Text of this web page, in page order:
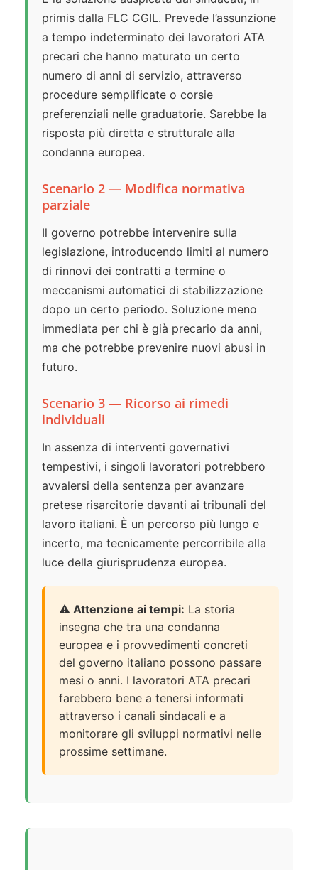
primis dalla FLC CGIL. Prevede l’assunzione
a tempo indeterminato dei lavoratori ATA
precari che hanno maturato un certo
numero di anni di servizio, attraverso
procedure semplificate o corsie
preferenziali nelle graduatorie. Sarebbe la
risposta più diretta e strutturale alla
condanna europea.
Scenario 2 — Modifica normativa
parziale
Il governo potrebbe intervenire sulla
legislazione, introducendo limiti al numero
di rinnovi dei contratti a termine o
meccanismi automatici di stabilizzazione
dopo un certo periodo. Soluzione meno
immediata per chi è già precario da anni,
ma che potrebbe prevenire nuovi abusi in
futuro.
Scenario 3 — Ricorso ai rimedi
individuali
In assenza di interventi governativi
tempestivi, i singoli lavoratori potrebbero
avvalersi della sentenza per avanzare
pretese risarcitorie davanti ai tribunali del
lavoro italiani. È un percorso più lungo e
incerto, ma tecnicamente percorribile alla
luce della giurisprudenza europea.
⚠️ Attenzione ai tempi: La storia
insegna che tra una condanna
europea e i provvedimenti concreti
del governo italiano possono passare
mesi o anni. I lavoratori ATA precari
farebbero bene a tenersi informati
attraverso i canali sindacali e a
monitorare gli sviluppi normativi nelle
prossime settimane.